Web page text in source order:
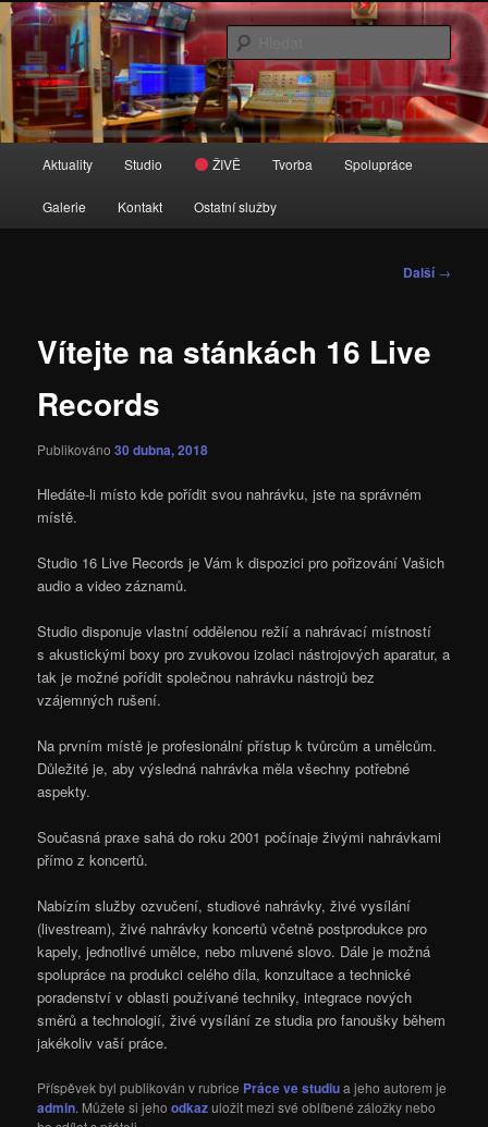
Přejít
k
hlavnímu
obsahu
webu 16 Live Records
Zvuk je tady doma
navigační
Aktuality Studio ŽIVĚ Tvorba Spolupráce
Galerie Kontakt Ostatní služby
Navigace
Další→
Vítejte na stánkách 16 Live
Records
Publikováno30 dubna, 2018
Hledáte-li místo kde pořídit svou nahrávku, jste na správném
místě.
Studio 16 Live Records je Vám k dispozici pro pořizování Vašich
audio a video záznamů.
Studio disponuje vlastní oddělenou režií a nahrávací místností
s akustickými boxy pro zvukovou izolaci nástrojových aparatur, a
tak je možné pořídit společnou nahrávku nástrojů bez
vzájemných rušení.
Na prvním místě je profesionální přístup k tvůrcům a umělcům.
Důležité je, aby výsledná nahrávka měla všechny potřebné
aspekty.
Současná praxe sahá do roku 2001 počínaje živými nahrávkami
přímo z koncertů.
Nabízím služby ozvučení, studiové nahrávky, živé vysílání
(livestream), živé nahrávky koncertů včetně postprodukce pro
kapely, jednotlivé umělce, nebo mluvené slovo. Dále je možná
spolupráce na produkci celého díla, konzultace a technické
poradenství v oblasti používané techniky, integrace nových
směrů a technologií, živé vysílání ze studia pro fanoušky během
jakékoliv vaší práce.
Příspěvek byl publikován v rubrice Práce ve studiua jeho autorem je
admin. Můžete si jehoodkazuložit mezi své oblíbené záložky nebo